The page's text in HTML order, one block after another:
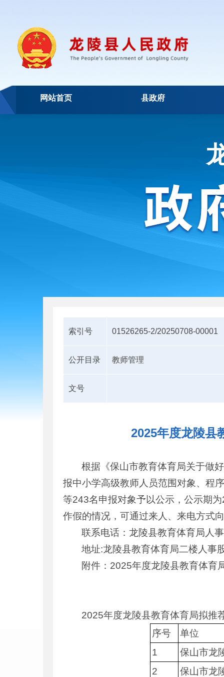
网站首页 县政府
索引号 01526265-2/20250708-00001
公开目录 教师管理
文号
2025年度龙陵县
根据《保山市教育体育局关于做
报中小学高级教师人员范围对象、程
等243名申报对象予以公示，公示期
作假的情况，可通过来人、来电方式
联系电话：龙陵县教育体育局人
地址:龙陵县教育体育局二楼人事
附件：2025年度龙陵县教育体育
2025年度龙陵县教育体育局拟推
序号
单位
1
保山市龙
2
保山市龙